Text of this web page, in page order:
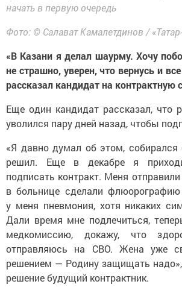
начать в первую очередь
Фото: © Салават Камалетдинов /
«В Казани я делал шаурму. Хочу
не страшно, уверен, что вернусь и
рассказал кандидат на контрактную
Еще один кандидат рассказал, что
уволился пару дней назад, чтобы
«Я давно думал об этом,
решил. Еще в декабре я
подписать контракт. Меня
в больнице сделали
у меня пневмония, хотя никаких
Дали время мне подлечиться,
медкомиссию, докажу, что
отправляюсь на СВО. Жена уже
решением — Родину защищать
решение будущий контрактник.